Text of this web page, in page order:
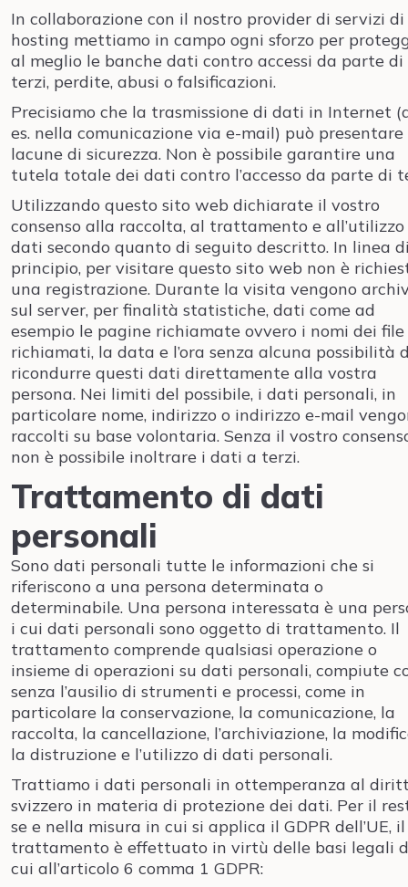
In collaborazione con il nostro provider di servizi di
hosting mettiamo in campo ogni sforzo per
al meglio le banche dati contro accessi da parte di
terzi, perdite, abusi o falsificazioni.
Precisiamo che la trasmissione di dati in Internet
es. nella comunicazione via e-mail) può presentare
lacune di sicurezza. Non è possibile garantire una
tutela totale dei dati contro l’accesso da parte di
Utilizzando questo sito web dichiarate il vostro
consenso alla raccolta, al trattamento e
dati secondo quanto di seguito descritto. In linea
principio, per visitare questo sito web non è
una registrazione. Durante la visita vengono
sul server, per finalità statistiche, dati come ad
esempio le pagine richiamate ovvero i nomi dei file
richiamati, la data e l’ora senza alcuna possibilità
ricondurre questi dati direttamente alla vostra
persona. Nei limiti del possibile, i dati personali, in
particolare nome, indirizzo o indirizzo e-mail
raccolti su base volontaria. Senza il vostro
non è possibile inoltrare i dati a terzi.
Trattamento di dati
personali
Sono dati personali tutte le informazioni che si
riferiscono a una persona determinata o
determinabile. Una persona interessata è una
i cui dati personali sono oggetto di trattamento. Il
trattamento comprende qualsiasi operazione o
insieme di operazioni su dati personali, compiute
senza l’ausilio di strumenti e processi, come in
particolare la conservazione, la comunicazione, la
raccolta, la cancellazione, l’archiviazione, la
la distruzione e l’utilizzo di dati personali.
Trattiamo i dati personali in ottemperanza al
svizzero in materia di protezione dei dati. Per il
se e nella misura in cui si applica il GDPR dell’UE, il
trattamento è effettuato in virtù delle basi legali
cui all’articolo 6 comma 1 GDPR: